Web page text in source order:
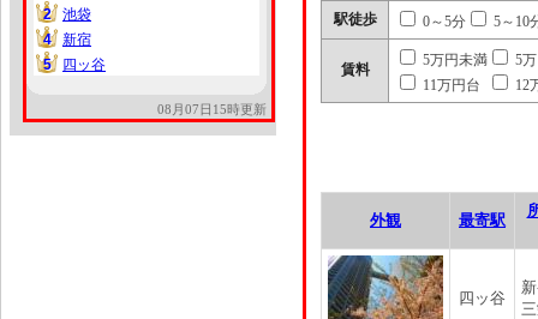
2
2
池袋
4
4
新宿
5
5 四ッ谷
08月07日15時更新
駅徒歩 0～5分 5～10
賃料
5万円未満
5
11万円台
12
外観 最寄駅
四ッ谷